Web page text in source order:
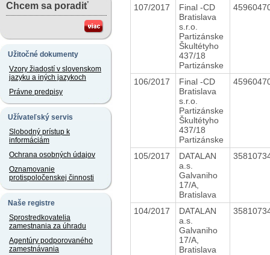
Chcem sa poradiť
Užitočné dokumenty
Vzory žiadostí v slovenskom
jazyku a iných jazykoch
Právne predpisy
Užívateľský servis
Slobodný prístup k
informáciám
Ochrana osobných údajov
Oznamovanie
protispoločenskej činnosti
Naše registre
Sprostredkovatelia
zamestnania za úhradu
Agentúry podporovaného
zamestnávania
107/2017
Final -CD
Bratislava
s.r.o.
Partizánske
Škultétyho
437/18
Partizánske
106/2017
Final -CD
Bratislava
s.r.o.
Partizánske
Škultétyho
437/18
Partizánske
105/2017
DATALAN
a.s.
Galvaniho
17/A,
Bratislava
104/2017
DATALAN
a.s.
Galvaniho
17/A,
Bratislava